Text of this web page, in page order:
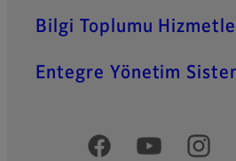
Bilgi Toplumu
Entegre Yönetim
Resmi Sosyal Medya